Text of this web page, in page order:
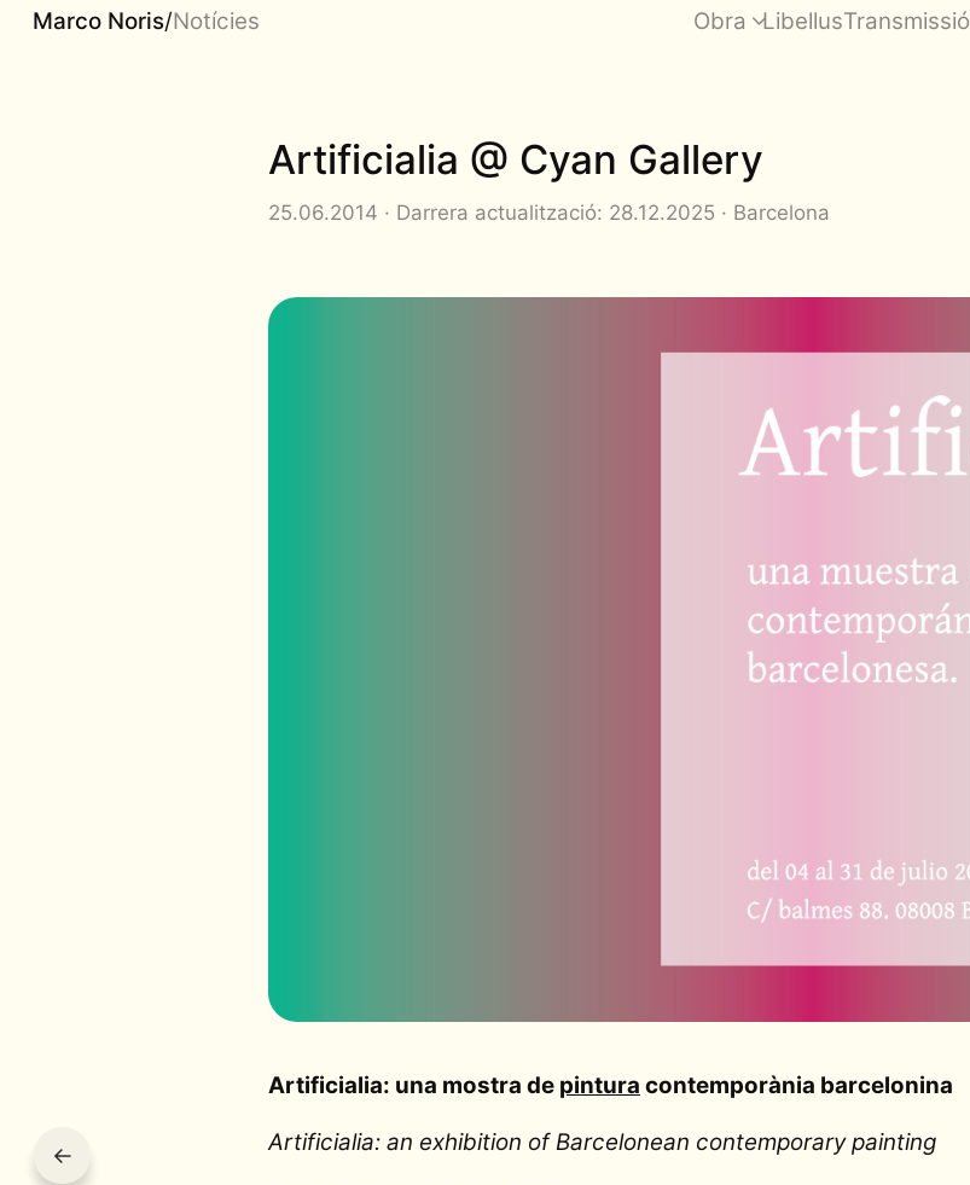
Marco Noris/Notícies Obra LibellusTransmissió
Artificialia @ Cyan Gallery
25.06.2014 · Darrera actualització: 28.12.2025 · Barcelona
Artificialia: una mostra de pintura contemporània barcelonina
Artificialia: an exhibition of Barcelonean contemporary painting
←